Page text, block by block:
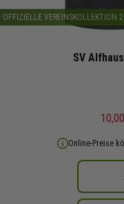
SV
OFFIZIELLE VEREINSKOLLEKTION
Online-Preise